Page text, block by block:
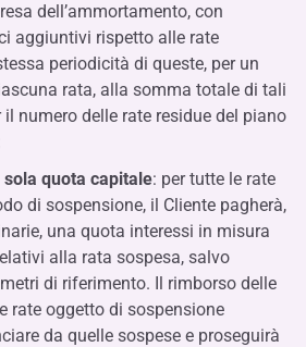
dell’ammortamento, con
aggiuntivi rispetto alle rate
periodicità di queste, per un
rata, alla somma totale di tali
numero delle rate residue del piano
quota capitale: per tutte le rate
di sospensione, il Cliente pagherà,
una quota interessi in misura
alla rata sospesa, salvo
di riferimento. Il rimborso delle
rate oggetto di sospensione
da quelle sospese e proseguirà